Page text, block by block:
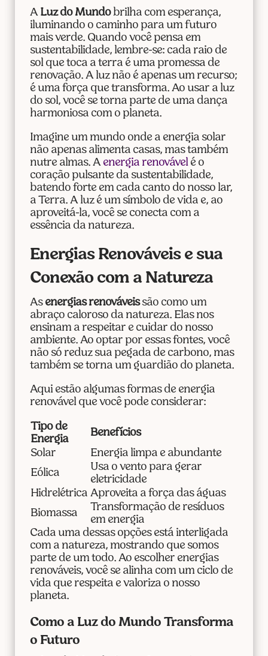
A Luz do Mundobrilha com esperança,
iluminando o caminho para um futuro
mais verde. Quando você pensa em
sustentabilidade, lembre-se: cada raio de
sol que toca a terra é uma promessa de
renovação. A luz não é apenas um recurso;
é uma força que transforma. Ao usar a luz
do sol, você se torna parte de uma dança
harmoniosa com o planeta.
Imagine um mundo onde a energia solar
não apenas alimenta casas, mas também
nutre almas. A energia renovávelé o
coração pulsante da sustentabilidade,
batendo forte em cada canto do nosso lar,
a Terra. A luz é um símbolo de vida e, ao
aproveitá-la, você se conecta com a
essência da natureza.
Energias Renováveis e sua
Conexão com a Natureza
As energias renováveissão como um
abraço caloroso da natureza. Elas nos
ensinam a respeitar e cuidar do nosso
ambiente. Ao optar por essas fontes, você
não só reduz sua pegada de carbono, mas
também se torna um guardião do planeta.
Aqui estão algumas formas de energia
renovável que você pode considerar:
Tipo de
Energia
Benefícios
Solar
Energia limpa e abundante
Eólica
Usa o vento para gerar
eletricidade
Hidrelétrica Aproveita a força das águas
Biomassa
Transformação de resíduos
em energia
Cada uma dessas opções está interligada
com a natureza, mostrando que somos
parte de um todo. Ao escolher energias
renováveis, você se alinha com um ciclo de
vida que respeita e valoriza o nosso
planeta.
Como a Luz do Mundo Transforma
o Futuro